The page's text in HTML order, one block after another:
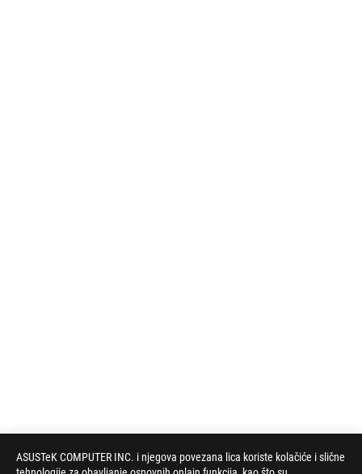
ASUSTeK COMPUTER INC. i njegova povezana lica koriste kolačiće i slične